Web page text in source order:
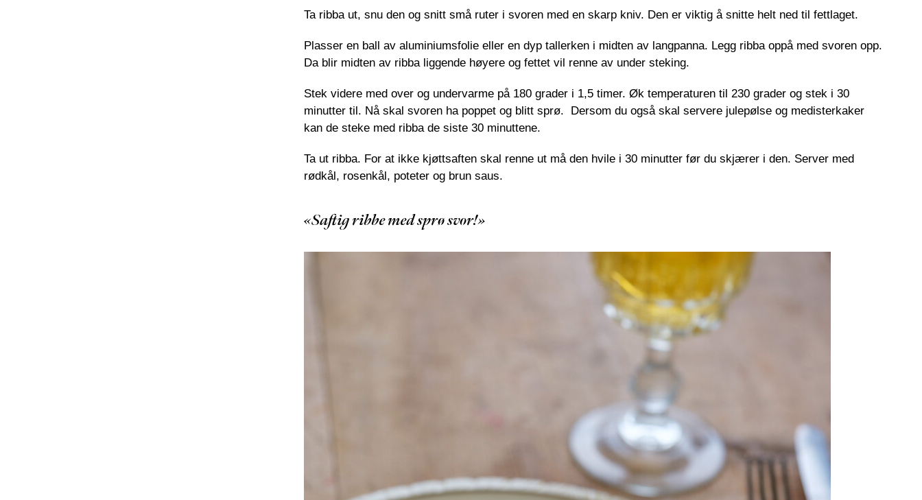
Ta ribba ut, snu den og snitt små ruter i svoren med en skarp kniv. Den er viktig å snitte helt ned til fettlaget.
Plasser en ball av aluminiumsfolie eller en dyp tallerken i midten av langpanna. Legg ribba oppå med svoren opp.
Da blir midten av ribba liggende høyere og fettet vil renne av under steking.
Stek videre med over og undervarme på 180 grader i 1,5 timer. Øk temperaturen til 230 grader og stek i 30
minutter til. Nå skal svoren ha poppet og blitt sprø. Dersom du også skal servere julepølse og medisterkaker
kan de steke med ribbade siste 30 minuttene.
Ta ut ribba. For at ikke kjøttsaften skal renne ut må den hvile i 30 minutter før du skjærer i den. Server med
rødkål, rosenkål, poteter og brun saus.
«Saftig ribbe med sprø svor!»